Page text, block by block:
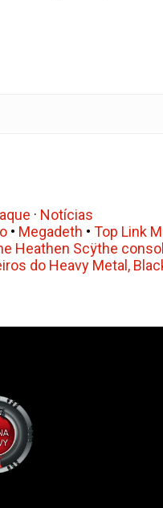
· Notícias
• Megadeth • Top Link
Heathen Scÿthe
do Heavy Metal,